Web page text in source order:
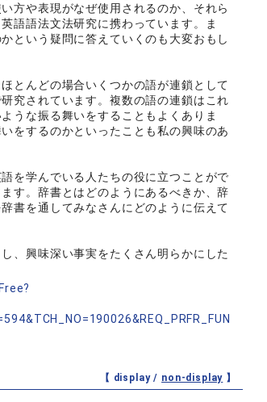
方や表現がなぜ使用されるのか、それら
語語法文法研究に携わっています。ま
という疑問に答えていくのも大変おもし
とんどの場合いくつかの語が連鎖として
究されています。複数の語の連鎖はこれ
うな振る舞いをすることもよくありま
をするのかといったことも私の興味のあ
を学んでいる人たちの役に立つことがで
す。辞書とはどのようにあるべきか、辞
書を通してみなさんにどのように伝えて
、興味深い事実をたくさん明らかにした
【 display / non-display 】